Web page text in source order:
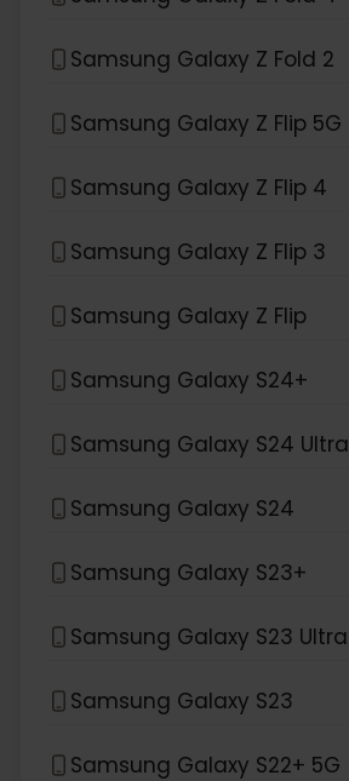
Samsung Galaxy Z Fold 2
Samsung Galaxy Z Flip 5G
Samsung Galaxy Z Flip 4
Samsung Galaxy Z Flip 3
Samsung Galaxy Z Flip
Samsung Galaxy S24+
Samsung Galaxy S24 Ultra
Samsung Galaxy S24
Samsung Galaxy S23+
Samsung Galaxy S23 Ultra
Samsung Galaxy S23
Samsung Galaxy S22+ 5G